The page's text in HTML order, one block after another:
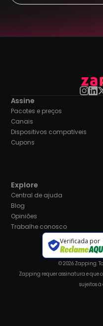
Assine
Pacotes e preços
Canais
Dispositivos compatíveis
Cupons
Explore
Central de ajuda
Blog
Opiniões
Trabalhe conosco
Verificada por
© 2026 Zapping.
Zapping requer assinatura e que
sujeitos